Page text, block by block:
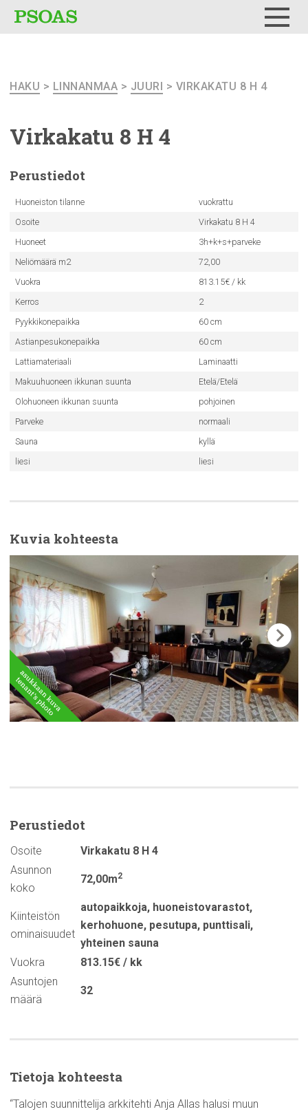
HAKU > LINNANMAA > JUURI > VIRKAKATU 8 H 4
Virkakatu 8 H 4
Perustiedot
Huoneiston tilanne
vuokrattu
Osoite
Virkakatu 8 H 4
Huoneet
3h+k+s+parveke
Neliömäärä m2
72,00
Vuokra
813.15€ / kk
Kerros
2
Pyykkikonepaikka
60 cm
Astianpesukonepaikka
60 cm
Lattiamateriaali
Laminaatti
Makuuhuoneen ikkunan suunta
Etelä/Etelä
Olohuoneen ikkunan suunta
pohjoinen
Parveke
normaali
Sauna
kyllä
liesi
liesi
Kuvia kohteesta
Perustiedot
Osoite
Virkakatu 8 H 4
Asunnon
koko
72,00m2
Kiinteistön
ominaisuudet
autopaikkoja, huoneistovarastot,
kerhohuone, pesutupa, punttisali,
yhteinen sauna
Vuokra
813.15€ / kk
Asuntojen
määrä
32
Tietoja kohteesta
“Talojen suunnittelija arkkitehti Anja Allas halusi muun